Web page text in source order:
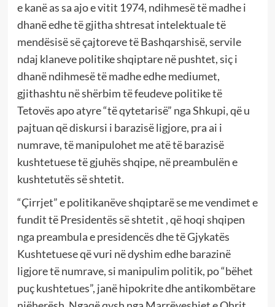
e kanë as sa ajo e vitit 1974, ndihmesë të madhe i
dhanë edhe të gjitha shtresat intelektuale të
mendësisë së çajtoreve të Bashqarshisë, servile
ndaj klaneve politike shqiptare në pushtet, siç i
dhanë ndihmesë të madhe edhe mediumet,
gjithashtu në shërbim të feudeve politike të
Tetovës apo atyre “të qytetarisë” nga Shkupi, që u
pajtuan që diskursi i barazisë ligjore, pra ai i
numrave, të manipulohet me atë të barazisë
kushtetuese të gjuhës shqipe, në preambulën e
kushtetutës së shtetit.
“Çirrjet” e politikanëve shqiptarë se me vendimet e
fundit të Presidentës së shtetit , që hoqi shqipen
nga preambula e presidencës dhe të Gjykatës
Kushtetuese që vuri në dyshim edhe barazinë
ligjore të numrave, si manipulim politik, po “bëhet
puç kushtetues”, janë hipokrite dhe antikombëtare